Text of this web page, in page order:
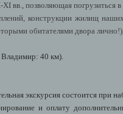
XI вв., позволяющая
конструкции жилищ
обитателями двора
40 км).
экскурсия состоится при
и оплату